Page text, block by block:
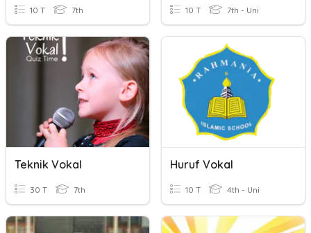
10 T 7th 10 T 7th - Uni
Teknik Vokal
30 T 7th
Huruf Vokal
10 T 4th - Uni